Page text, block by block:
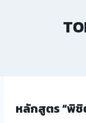
หลักสูตร “พิชิ